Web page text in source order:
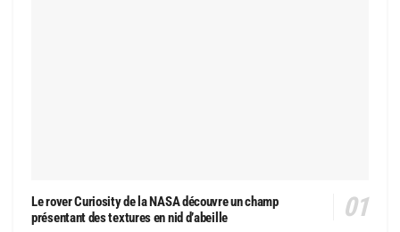
Le rover Curiosity de la NASA découvre un champ
présentant des textures en nid d’abeille